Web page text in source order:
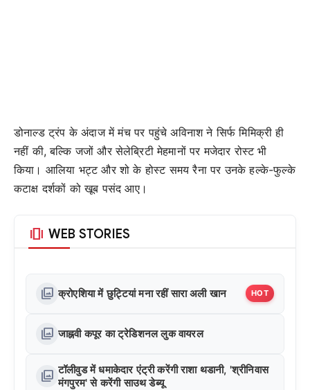
डोनाल्ड ट्रंप के अंदाज में मंच पर पहुंचे अविनाश ने सिर्फ मिमिक्री ही
नहीं की, बल्कि जजों और सेलेब्रिटी मेहमानों पर मजेदार रोस्ट भी
किया। आलिया भट्ट और शो के होस्ट समय रैना पर उनके हल्के-फुल्के
कटाक्ष दर्शकों को खूब पसंद आए।
amp_stories WEB STORIES
photo_library क्रोएशिया में छुट्टियां मना रहीं सारा अली खान HOT
photo_library जाह्नवी कपूर का ट्रेडिशनल लुक वायरल
photo_library टॉलीवुड में धमाकेदार एंट्री करेंगी राशा थडानी, 'श्रीनिवास
मंगपुरम' से करेंगी साउथ डेब्यू